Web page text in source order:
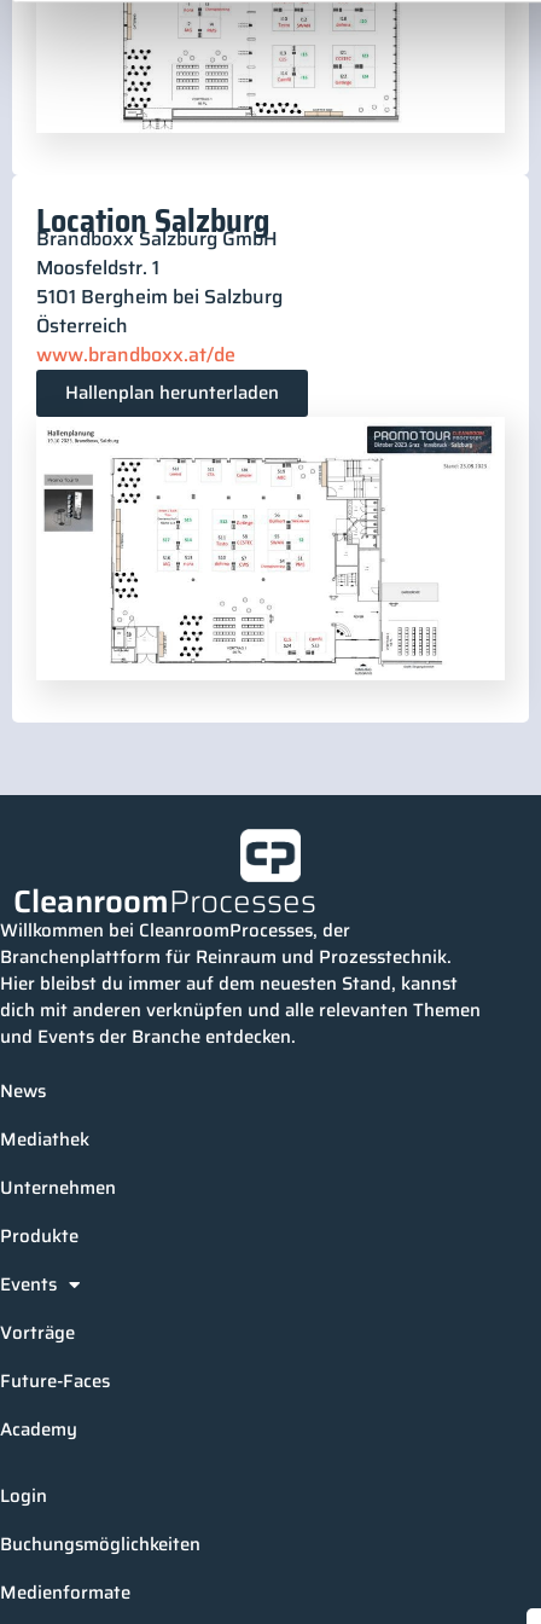
Location Salzburg
Brandboxx Salzburg GmbH
Moosfeldstr. 1
5101 Bergheim bei Salzburg
Österreich
www.brandboxx.at/de
Hallenplan herunterladen
CleanroomProcesses
Willkommen bei CleanroomProcesses, der
Branchenplattform für Reinraum und Prozesstechnik.
Hier bleibst du immer auf dem neuesten Stand, kannst
dich mit anderen verknüpfen und alle relevanten Themen
und Events der Branche entdecken.
News
Mediathek
Unternehmen
Produkte
Events
Vorträge
Future-Faces
Academy
Login
Buchungsmöglichkeiten
Medienformate